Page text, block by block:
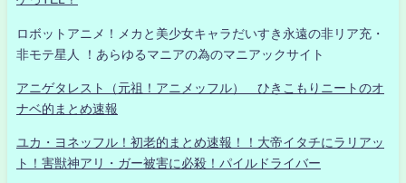
ロボットアニメ！メカと美少女キャラだいすき永遠の非リア充・
非モテ星人 ！あらゆるマニアの為のマニアックサイト
アニゲタレスト（元祖！アニメッフル） ひきこもりニートのオ
ナベ的まとめ速報
ユカ・ヨネッフル！初老的まとめ速報！！大帝イタチにラリアッ
ト！害獣神アリ・ガー被害に必殺！パイルドライバー